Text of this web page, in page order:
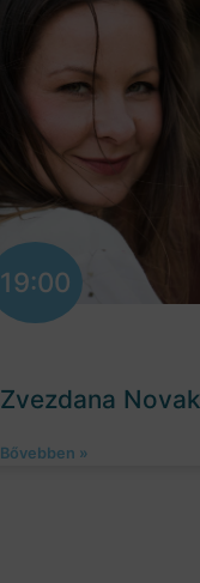
19:00
Zvezdana
Bővebben »